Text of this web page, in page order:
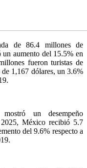
de 86.4 millones de
aumento del 15.5% en
fueron turistas de
1,167 dólares, un 3.6%
un desempeño
2025, México recibió 5.7
del 9.6% respecto a